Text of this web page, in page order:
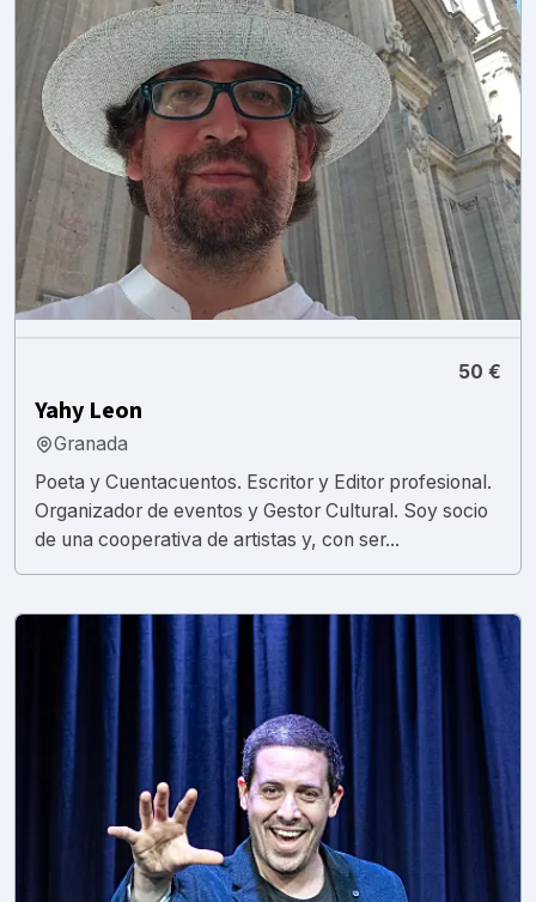
50 €
Yahy Leon
Granada
Poeta y Cuentacuentos. Escritor y Editor profesional.
Organizador de eventos y Gestor Cultural. Soy socio
de una cooperativa de artistas y, con ser...